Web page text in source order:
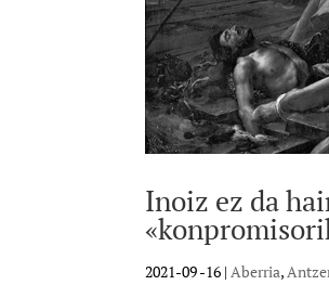
Inoiz ez da
2021-09 -16 |Aberria,